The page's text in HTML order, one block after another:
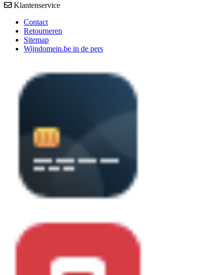
Klantenservice
Contact
Retourneren
Sitemap
Wijndomein.be in de pers